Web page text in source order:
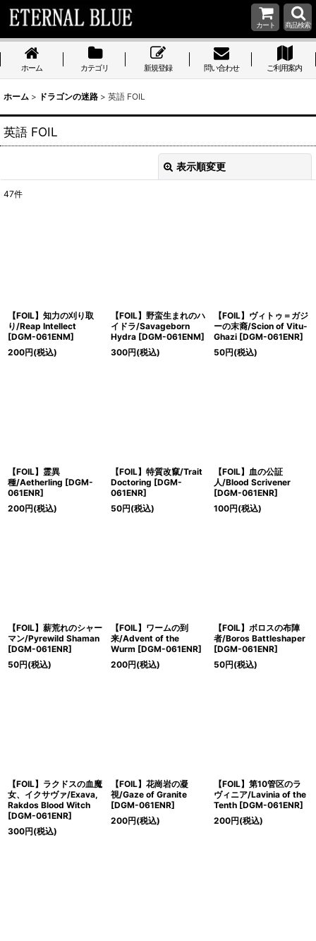
カート 商品検索
ホーム カテゴリ 新規登録 問い合わせ ご利用案内
ホーム > ドラゴンの迷路 > 英語 FOIL
英語 FOIL
表示順変更
絞り込む
47件
【FOIL】知力の刈り取
り/Reap Intellect
[DGM-061ENM]
200円(税込)
【FOIL】野蛮生まれのハ
イドラ/Savageborn
Hydra [DGM-061ENM]
300円(税込)
【FOIL】ヴィトゥ＝ガジ
ーの末裔/Scion of Vitu-
Ghazi [DGM-061ENR]
50円(税込)
【FOIL】霊異
種/Aetherling [DGM-
061ENR]
200円(税込)
【FOIL】特質改竄/Trait
Doctoring [DGM-
061ENR]
50円(税込)
【FOIL】血の公証
人/Blood Scrivener
[DGM-061ENR]
100円(税込)
【FOIL】薪荒れのシャー
マン/Pyrewild Shaman
[DGM-061ENR]
50円(税込)
【FOIL】ワームの到
来/Advent of the
Wurm [DGM-061ENR]
200円(税込)
【FOIL】ボロスの布陣
者/Boros Battleshaper
[DGM-061ENR]
50円(税込)
【FOIL】ラクドスの血魔
女、イクサヴァ/Exava,
Rakdos Blood Witch
[DGM-061ENR]
300円(税込)
【FOIL】花崗岩の凝
視/Gaze of Granite
[DGM-061ENR]
200円(税込)
【FOIL】第10管区のラ
ヴィニア/Lavinia of the
Tenth [DGM-061ENR]
200円(税込)